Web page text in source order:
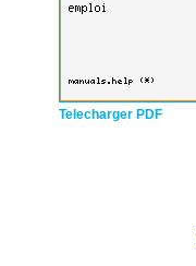
Telecharger PDF